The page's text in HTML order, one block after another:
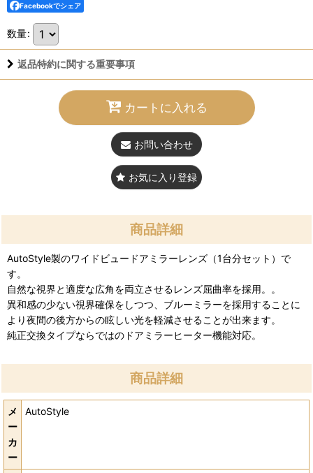
Facebookでシェア
数量:
返品特約に関する重要事項
カートに入れる
お問い合わせ
お気に入り登録
商品詳細
AutoStyle製のワイドビュードアミラーレンズ（1台分セット）で
す。
自然な視界と適度な広角を両立させるレンズ屈曲率を採用。。
異和感の少ない視界確保をしつつ、ブルーミラーを採用することに
より夜間の後方からの眩しい光を軽減させることが出来ます。
純正交換タイプならではのドアミラーヒーター機能対応。
商品詳細
メ
ー
カ
ー
AutoStyle